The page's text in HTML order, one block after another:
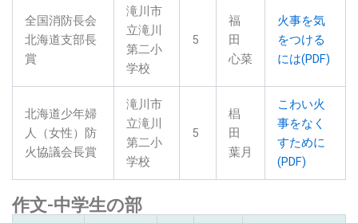
全国消防長会
北海道支部長
賞
滝川市
立滝川
第二小
学校
5
福
田
心菜
火事を気
をつける
には(PDF)
北海道少年婦
人（女性）防
火協議会長賞
滝川市
立滝川
第二小
学校
5
椙
田
葉月
こわい火
事をなく
すために
(PDF)
作文-中学生の部